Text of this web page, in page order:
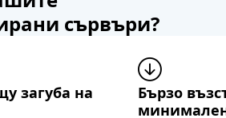
сървъри?
загуба на
Бързо